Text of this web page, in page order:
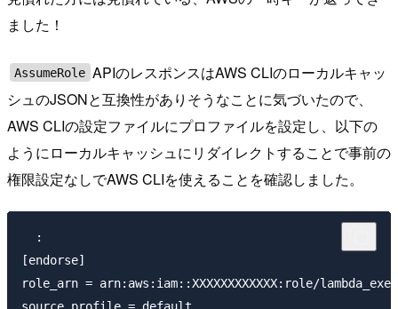
ました！
AssumeRole APIのレスポンスはAWS CLIのローカルキャッ
シュのJSONと互換性がありそうなことに気づいたので、
AWS CLIの設定ファイルにプロファイルを設定し、以下の
ようにローカルキャッシュにリダイレクトすることで事前の
権限設定なしでAWS CLIを使えることを確認しました。
  :
[endorse]
role_arn = arn:aws:iam::XXXXXXXXXXXX:role/